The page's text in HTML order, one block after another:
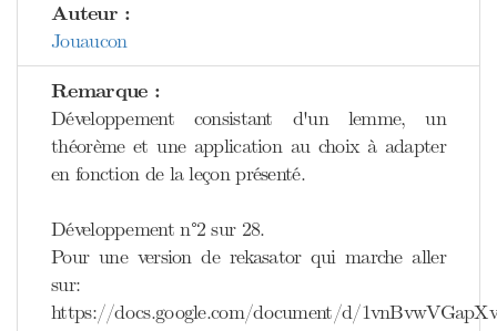
Auteur :
Jouaucon
Remarque :
Développement consistant d'un lemme, un
théorème et une application au choix à adapter
en fonction de la leçon présenté.
Développement n°2 sur 28.
Pour une version de rekasator qui marche aller
sur:
https://docs.google.com/document/d/